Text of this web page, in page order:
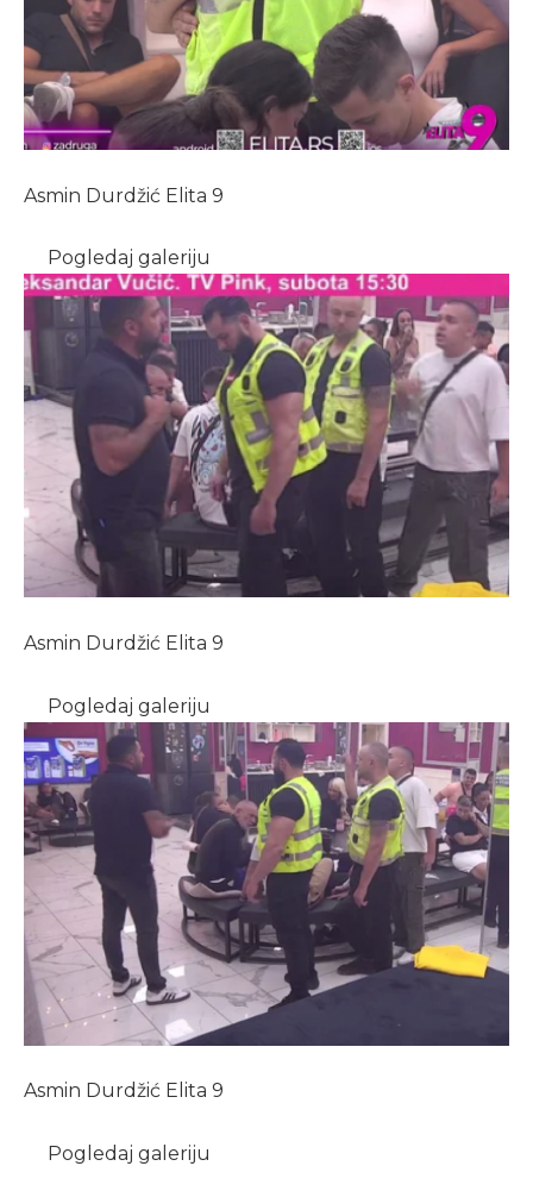
Asmin Durdžić Elita 9
Pogledaj galeriju
Asmin Durdžić Elita 9
Pogledaj galeriju
Asmin Durdžić Elita 9
Pogledaj galeriju